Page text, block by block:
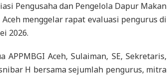
Pengusaha dan Pengelola Dapur Makan
menggelar rapat evaluasi pengurus di
2026.
Aceh, Sulaiman, SE, Sekretaris,
H bersama sejumlah pengurus, mitra